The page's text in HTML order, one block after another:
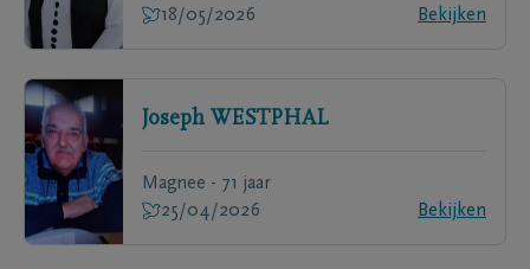
18/05/2026
Bekijken
Joseph WESTPHAL
Magnee - 71 jaar
25/04/2026
Bekijken